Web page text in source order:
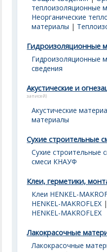
теплоизоляционные
Неорганические
материалы |
Гидроизоляционные
Гидроизоляционные
сведения
Акустические и
записей)
Акустические
материалы
Сухие строительные
Сухие строительные
смеси КНАУФ
Клеи, герметики,
Клеи HENKEL-
HENKEL-MAKROFLEX |
HENKEL-MAKROFLEX
Лакокрасочные
Лакокрасочные